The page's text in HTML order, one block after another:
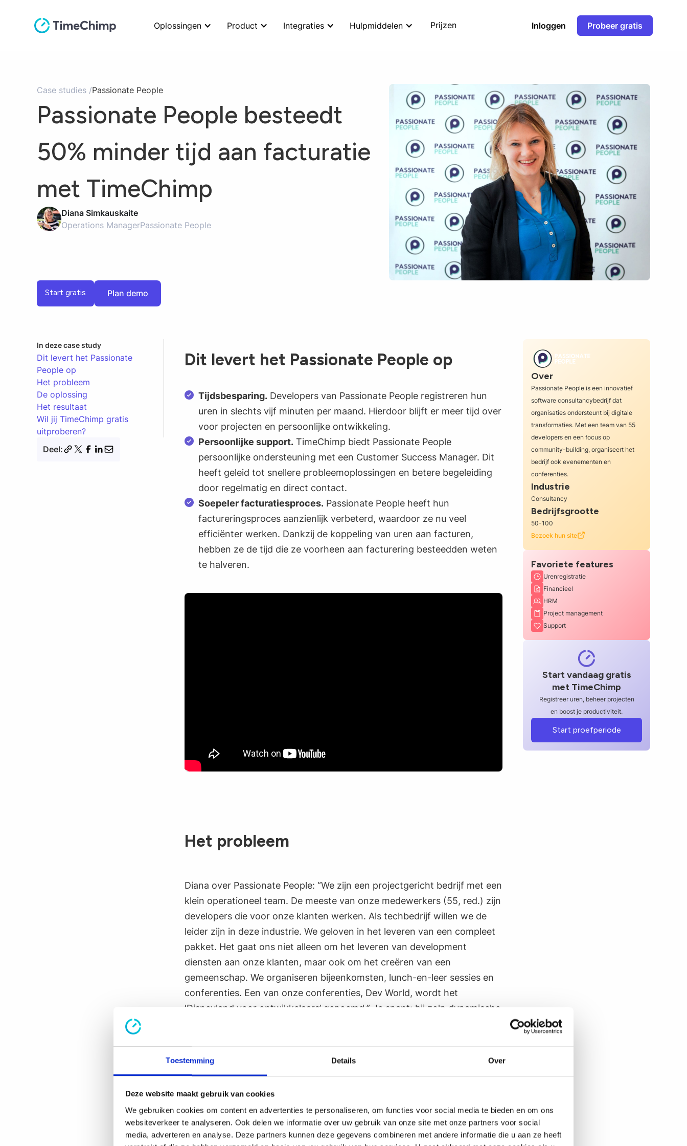
Toestemming Details Over
Deze website maakt gebruik van cookies
We gebruiken cookies om content en advertenties te personaliseren, om functies voor social media te bieden en om ons
websiteverkeer te analyseren. Ook delen we informatie over uw gebruik van onze site met onze partners voor social
media, adverteren en analyse. Deze partners kunnen deze gegevens combineren met andere informatie die u aan ze heeft
Oplossingen Product Integraties Hulpmiddelen Prijzen Inloggen Probeer gratis
Case studies /Passionate People
Passionate People besteedt
50% minder tijd aan facturatie
met TimeChimp
Diana Simkauskaite
Operations ManagerPassionate People
Start gratis Plan demo
In deze case study
Dit levert het Passionate
People op
Het probleem
De oplossing
Het resultaat
Wil jij TimeChimp gratis
uitproberen?
Deel:
Dit levert het Passionate People op
Tijdsbesparing.Developers van Passionate People registreren hun
uren in slechts vijf minuten per maand. Hierdoor blijft er meer tijd over
voor projecten en persoonlijke ontwikkeling.
Persoonlijke support.TimeChimp biedt Passionate People
persoonlijke ondersteuning met een Customer Success Manager. Dit
heeft geleid tot snellere probleemoplossingen en betere begeleiding
door regelmatig en direct contact.
Soepeler facturatiesproces.Passionate People heeft hun
factureringsproces aanzienlijk verbeterd, waardoor ze nu veel
efficiënter werken. Dankzij de koppeling van uren aan facturen,
hebben ze de tijd die ze voorheen aan facturering besteedden weten
te halveren.
Het probleem
Diana over Passionate People: “We zijn een projectgericht bedrijf met een
klein operationeel team. De meeste van onze medewerkers (55, red.) zijn
developers die voor onze klanten werken. Als techbedrijf willen we de
leider zijn in deze industrie. We geloven in het leveren van een compleet
pakket. Het gaat ons niet alleen om het leveren van development
diensten aan onze klanten, maar ook om het creëren van een
gemeenschap. We organiseren bijeenkomsten, lunch-en-leer sessies en
conferenties. Een van onze conferenties, Dev World, wordt het
‘Disneyland voor ontwikkelaars’ genoemd.” Je snapt: bij zo'n dynamische
"Ons oude urenregistratiesysteem gaf geen duidelijk overzicht van
de betaalstatus van facturen. We moesten zelf veel sheets maken
om betalingen bij te houden en werkuren met elkaar te matchen. Dit
Over
Passionate People is een innovatief
software consultancybedrijf dat
organisaties ondersteunt bij digitale
transformaties. Met een team van 55
developers en een focus op
community-building, organiseert het
bedrijf ook evenementen en
conferenties.
Industrie
Consultancy
Bedrijfsgrootte
50-100
Bezoek hun site
Favoriete features
Urenregistratie
Financieel
HRM
Project management
Support
Start vandaag gratis
met TimeChimp
Registreer uren, beheer projecten
en boost je productiviteit.
Start proefperiode